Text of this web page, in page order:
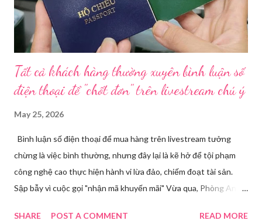
lớn, hoạt động tinh vi ngay giữa khu dân cư ở phường Tân Tạo.
Bên cạnh đó, Sở Y tế sẽ công khai danh ...
Tất cả khách hàng thường xuyên bình luận số
điện thoại để "chốt đơn" trên livestream chú ý
May 25, 2026
Bình luận số điện thoại để mua hàng trên livestream tưởng
chừng là việc bình thường, nhưng đây lại là kẽ hở để tội phạm
công nghệ cao thực hiện hành vi lừa đảo, chiếm đoạt tài sản.
Sập bẫy vì cuộc gọi "nhận mã khuyến mãi" Vừa qua, Phòng An
Công an tỉnh Bắc Ninh đã tiếp nhận đơn trình báo của chị
SHARE POST A COMMENT READ MORE